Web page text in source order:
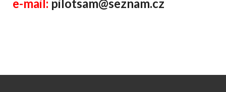
e-mail: pilotsam@seznam.cz